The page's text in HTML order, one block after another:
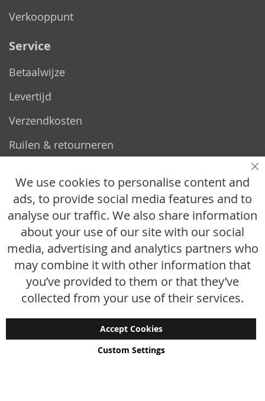
Verkooppunt
Service
Betaalwijze
Levertijd
Verzendkosten
Ruilen & retourneren
Hoe werkt het?
Veelgestelde vragen
Maattabel
Maatwerk
Contact
We use cookies to personalise content and
ads, to provide social media features and to
analyse our traffic. We also share information
about your use of our site with our social
media, advertising and analytics partners who
may combine it with other information that
you’ve provided to them or that they’ve
collected from your use of their services.
Accept Cookies
Custom Settings